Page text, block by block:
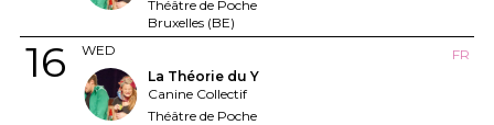
Théâtre de Poche
Bruxelles (BE)
WED
16
FR
La Théorie du Y
Canine Collectif
Théâtre de Poche